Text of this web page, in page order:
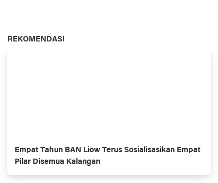
REKOMENDASI
Empat Tahun BAN Liow Terus Sosialisasikan Empat
Pilar Disemua Kalangan